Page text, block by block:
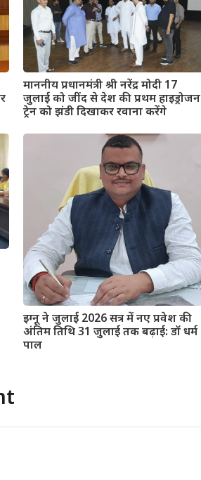
माननीय प्रधानमंत्री श्री नरेंद्र मोदी 17
जुलाई को जींद से देश की प्रथम हाइड्रोजन
ट्रेन को झंडी दिखाकर रवाना करेंगे
इग्नू ने जुलाई 2026 सत्र में नए प्रवेश की
अंतिम तिथि 31 जुलाई तक बढ़ाई: डॉ धर्म
पाल